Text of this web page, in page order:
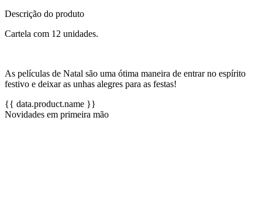
Descrição do produto
Cartela com 12 unidades.
As películas de Natal são uma ótima maneira de entrar no espírito
festivo e deixar as unhas alegres para as festas!
{{ data.product.name }}
Novidades em primeira mão